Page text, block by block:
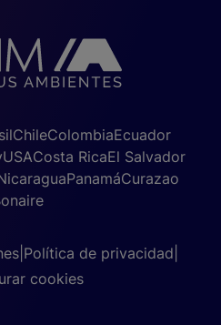
ChileColombiaEcuador
USACosta RicaEl Salvador
PanamáCurazao
Política de privacidad
cookies